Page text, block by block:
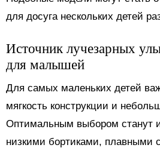
для досуга нескольких детей
Источник лучезарных
для малышей
Для самых маленьких детей
мягкость конструкции и
Оптимальным выбором станут
низкими бортиками, плавными